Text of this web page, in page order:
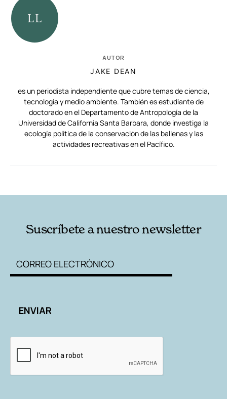
AUTOR
JAKE DEAN
es un periodista independiente que cubre temas de ciencia,
tecnología y medio ambiente. También es estudiante de
doctorado en el Departamento de Antropología de la
Universidad de California Santa Barbara, donde investiga la
ecología política de la conservación de las ballenas y las
actividades recreativas en el Pacífico.
Suscríbete a nuestro newsletter